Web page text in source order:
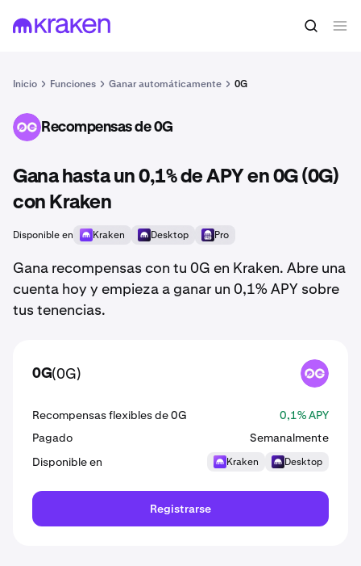
Inicio Funciones Ganar automáticamente 0G
0G Recompensas de 0G
Gana hasta un 0,1% de APY en 0G (0G)
con Kraken
Disponible en Kraken Desktop Pro
Gana recompensas con tu 0G en Kraken. Abre una
cuenta hoy y empieza a ganar un 0,1% APY sobre
tus tenencias.
0G(0G) 0G
Recompensas flexibles de 0G
0,1% APY
Pagado
Semanalmente
Disponible en
Kraken Desktop
Registrarse